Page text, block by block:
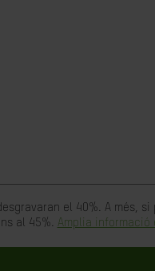
el 40%. A més, si
al 45%. Amplia informació